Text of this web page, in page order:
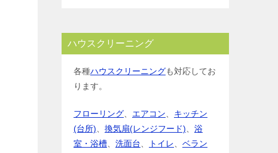
ハウスクリーニング
各種ハウスクリーニングも対応してお
ります。
フローリング エアコン
キッチン
(台所)
換気扇(レンジフード)
浴
室・浴槽
洗面台 トイレ
ベラン